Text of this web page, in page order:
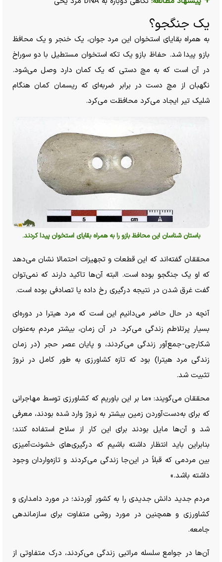
یک جنگجو؟
به همراه بقایای استخوان این مرد جوان، یک خنجر و یک محافظ
بازو پیدا شد. حفاظ بازو یک تکه استخوان مستطیل با دو سوراخ
در آن است که به مچ دستی که یک کمان دارد وصل می‌شود.
نگهبان از مچ دست در برابر ضربه‌ای که ریسمان کمان هنگام
شلیک تیر ایجاد می‌کرد محافظت می‌کرد.
باستان شناسان این محافظ بازو را به همراه بقایای استخوان پیدا کردند.
محققان گفته‌اند که این قطعات و تجهیزات احتمالا نشان می‌دهد
که او یک جنگجو بوده است. البته آن‌ها تاکید دارند که نمی‌توان
گفت غرق شدن در نتیجه درگیری رخ داده یا تصادفی بوده است.
آنچه در حال حاضر می‌دانیم این است که مرد هیترا در دوره‌ای
بسیار پرتلاطم زندگی می‌کرد. در آن زمان، بیشتر مردم به‌عنوان
شکارچی-جمع‌آور زندگی می‌کردند، و پایان عصر حجر (در زمان
زندگی مرد هیترا) بود که تازه کشاورزی به طور کامل در نروژ
تثبیت شد.
محققان می‌گویند: «ما بر این باوریم که کشاورزی توسط مهاجرانی
که برای به‌دست‌آوردن زمین بیشتر به نروژ وارد شده بودند، معرفی
شد و آن‌ها مایل بودند برای این کار از سلاح استفاده کنند؛
بنابراین باید انتظار داشته باشیم که درگیری‌های خشونت‌آمیزی
بین مردمی که قبلاً در این‌جا زندگی می‌کردند و تازه‌واردان وجود
داشته باشد.»
مردم جدید دانش جدیدی را به کشور آوردند؛ در مورد دامداری و
کشاورزی و همچنین در مورد روشی متفاوت برای سازماندهی
جامعه.
آن‌ها در جوامع سلسله مراتبی زندگی می‌کردند، درک متفاوتی از